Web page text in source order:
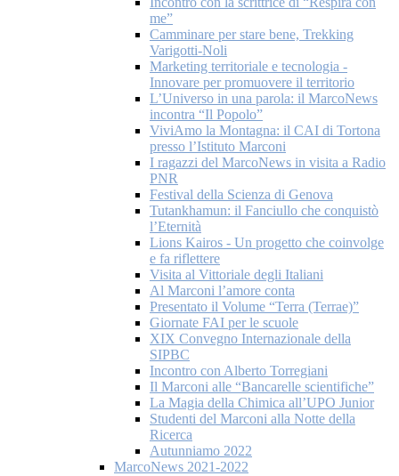
me”
Camminare per stare bene, Trekking
Varigotti-Noli
Marketing territoriale e tecnologia -
Innovare per promuovere il territorio
L’Universo in una parola: il MarcoNews
incontra “Il Popolo”
ViviAmo la Montagna: il CAI di Tortona
presso l’Istituto Marconi
I ragazzi del MarcoNews in visita a Radio
PNR
Festival della Scienza di Genova
Tutankhamun: il Fanciullo che conquistò
l’Eternità
Lions Kairos - Un progetto che coinvolge
e fa riflettere
Visita al Vittoriale degli Italiani
Al Marconi l’amore conta
Presentato il Volume “Terra (Terrae)”
Giornate FAI per le scuole
XIX Convegno Internazionale della
SIPBC
Incontro con Alberto Torregiani
Il Marconi alle “Bancarelle scientifiche”
La Magia della Chimica all’UPO Junior
Studenti del Marconi alla Notte della
Ricerca
Autunniamo 2022
MarcoNews 2021-2022